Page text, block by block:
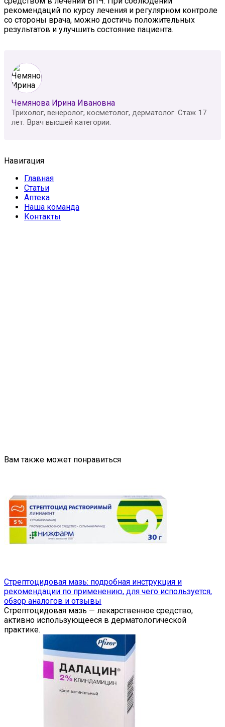
рекомендаций по курсу лечения и регулярном контроле
со стороны врача, можно достичь положительных
результатов и улучшить состояние пациента.
Чемянова Ирина Ивановна
Трихолог, венеролог, косметолог, дерматолог. Стаж 17
лет. Врач высшей категории.
Навигация
Главная
Статьи
Аптека
Наша команда
Контакты
Вам также может понравиться
Стрептоцидовая мазь: подробная инструкция и
рекомендации по применению, для чего используется,
обзор аналогов и отзывы
Стрептоцидовая мазь — лекарственное средство,
активно использующееся в дерматологической
практике.